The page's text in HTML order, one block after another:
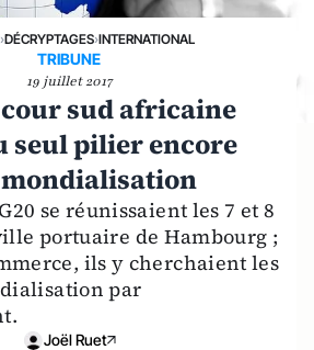
›DÉCRYPTAGES›INTERNATIONAL
TRIBUNE
19 juillet 2017
sud africaine
seul pilier encore
se réunissaient les 7 et 8
portuaire de Hambourg ;
ils y cherchaient les
par
Joël Ruet